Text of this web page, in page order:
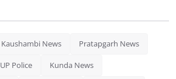
Kaushambi News Pratapgarh News
UP Police Kunda News